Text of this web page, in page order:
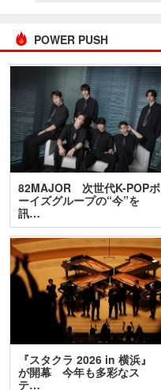
POWER PUSH
82MAJOR 次世代K-POPボ
ーイズグループの“今”を
訊…
『スタクラ 2026 in 横浜』
が開幕 今年も多彩なス
テ…